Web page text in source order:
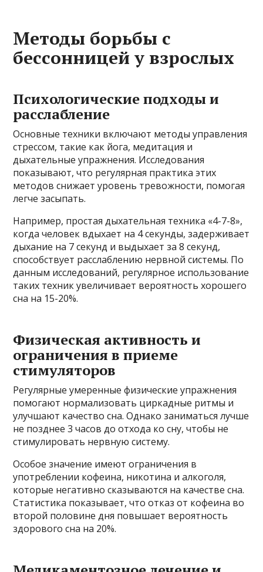
Методы борьбы с
бессонницей у взрослых
Психологические подходы и
расслабление
Основные техники включают методы управления
стрессом, такие как йога, медитация и
дыхательные упражнения. Исследования
показывают, что регулярная практика этих
методов снижает уровень тревожности, помогая
легче засыпать.
Например, простая дыхательная техника «4-7-8»,
когда человек вдыхает на 4 секунды, задерживает
дыхание на 7 секунд и выдыхает за 8 секунд,
способствует расслаблению нервной системы. По
данным исследований, регулярное использование
таких техник увеличивает вероятность хорошего
сна на 15-20%.
Физическая активность и
ограничения в приеме
стимуляторов
Регулярные умеренные физические упражнения
помогают нормализовать циркадные ритмы и
улучшают качество сна. Однако заниматься лучше
не позднее 3 часов до отхода ко сну, чтобы не
стимулировать нервную систему.
Особое значение имеют ограничения в
употреблении кофеина, никотина и алкоголя,
которые негативно сказываются на качестве сна.
Статистика показывает, что отказ от кофеина во
второй половине дня повышает вероятность
здорового сна на 20%.